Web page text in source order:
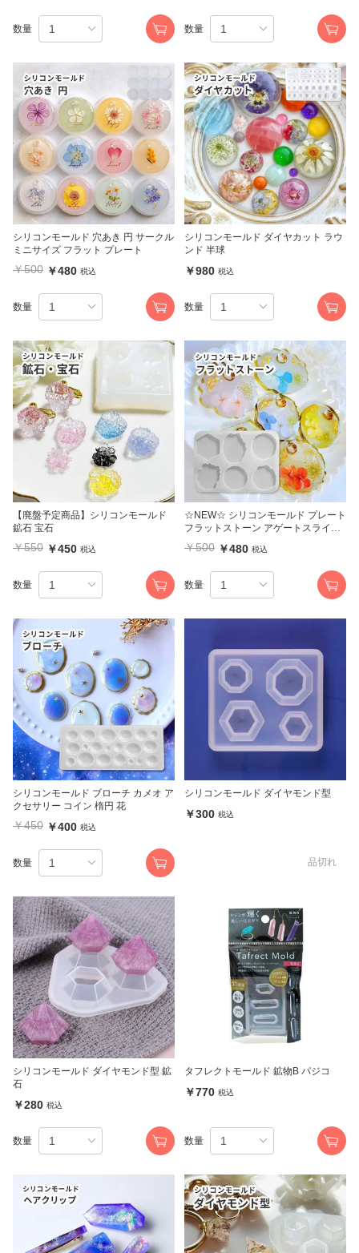
数量 数量
シリコンモールド 穴あき 円 サークル
ミニサイズ フラット プレート
￥500 ￥480 税込
数量
シリコンモールド ダイヤカット ラウ
ンド 半球
￥980 税込
数量
【廃盤予定商品】シリコンモールド
鉱石 宝石
￥550 ￥450 税込
数量
☆NEW☆ シリコンモールド プレート
フラットストーン アゲートスライス
6種
￥500 ￥480 税込
数量
シリコンモールド ブローチ カメオ ア
クセサリー コイン 楕円 花
￥450 ￥400 税込
数量
シリコンモールド ダイヤモンド型
￥300 税込
品切れ
シリコンモールド ダイヤモンド型 鉱
石
￥280 税込
数量
タフレクトモールド 鉱物B パジコ
￥770 税込
数量